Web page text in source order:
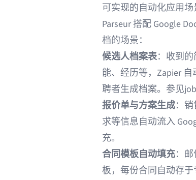
可实现的自动化应用场
Parseur 搭配 Google
档的场景：
候选人档案表：收到的
能、经历等，Zapier
聘者生成档案。参见
报价单与方案生成：销
求等信息自动流入
充。
合同模板自动填充：邮
板，每份合同自动存于